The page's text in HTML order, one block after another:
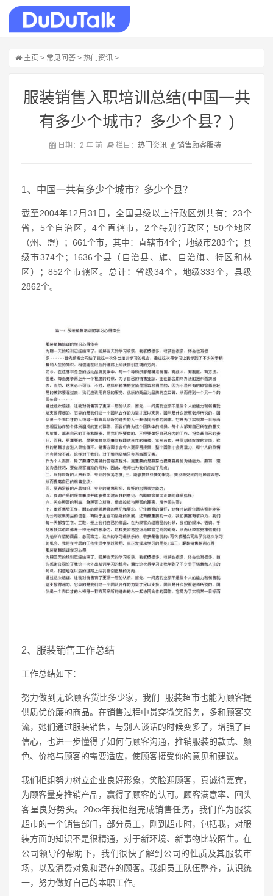
主页 > 常见问答 > 热门资讯 >
服装销售入职培训总结(中国一共
有多少个城市？多少个县？)
日期：2 年 前 栏目： 热门资讯 销售顾客服装
1、中国一共有多少个城市？多少个县？
截至2004年12月31日，全国县级以上行政区划共有：23个
省，5个自治区，4个直辖市，2个特别行政区；50个地区
（州、盟）；661个市，其中：直辖市4个；地级市283个；县
级市374个；1636个县（自治县、旗、自治旗、特区和林
区）；852个市辖区。总计：省级34个，地级333个，县级
2862个。
2、服装销售工作总结
工作总结如下：
努力做到无论顾客货比多少家，我们_服装超市也能为顾客提
供质优价廉的商品。在销售过程中贯穿微笑服务，多和顾客交
流，她们通过服装销售，与别人谈话的时候变多了，增强了自
信心，也进一步懂得了如何与顾客沟通，推销服装的款式、颜
色、价格与顾客的需要适应，使顾客接受你的意见和建议。
我们柜组努力树立企业良好形象，笑脸迎顾客，真诚待嘉宾，
为顾客量身推销产品，赢得了顾客的认可。顾客满意率、回头
客呈良好势头。20xx年我柜组完成销售任务，我们作为服装
超市的一个销售部门，部分员工，刚到超市时，包括我，对服
装方面的知识不是很精通，对于新环境、新事物比较陌生。在
公司领导的帮助下，我们很快了解到公司的性质及其服装市
场，以及消费对象和潜在的顾客。我组员工队伍整齐，认识统
一，努力做好自己的本职工作。